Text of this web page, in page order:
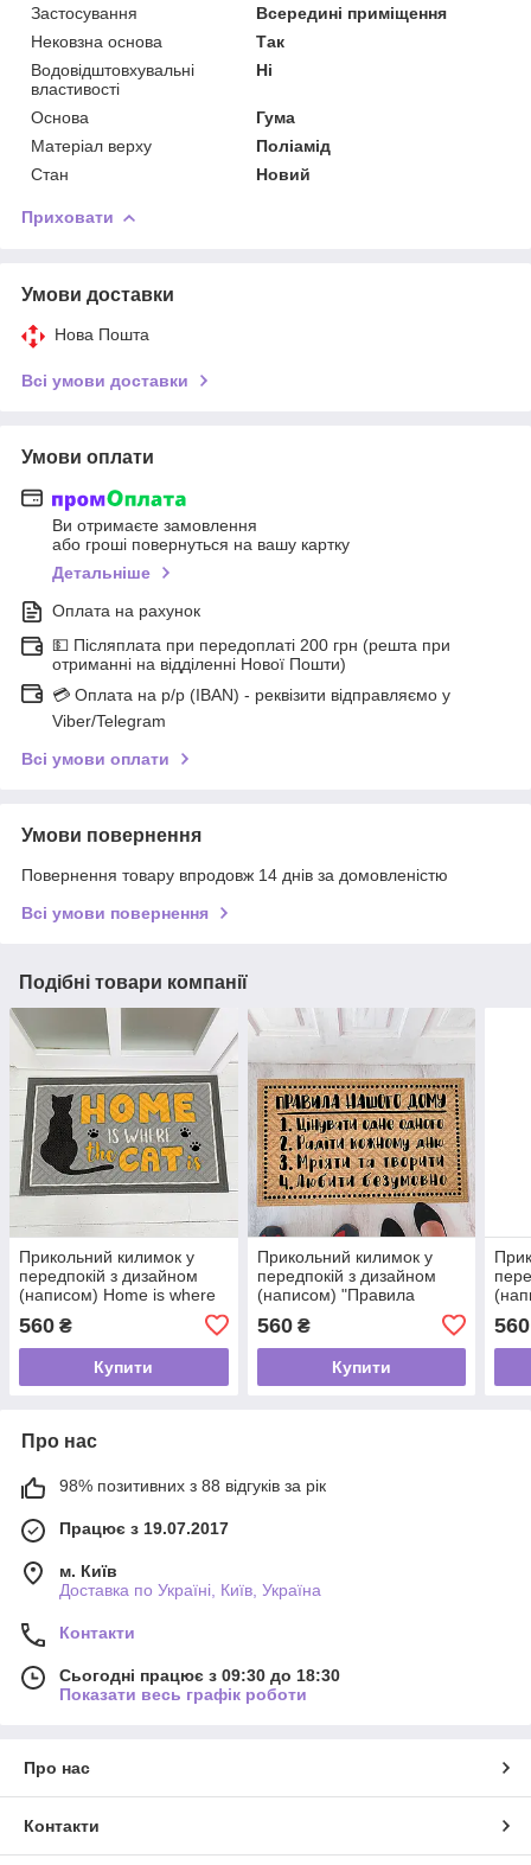
Застосування
Всередині приміщення
Нековзна основа
Так
Водовідштовхувальні
властивості
Ні
Основа
Гума
Матеріал верху
Поліамід
Стан
Новий
Приховати
Умови доставки
Нова Пошта
Всі умови доставки
Умови оплати
Ви отримаєте замовлення
або гроші повернуться на вашу картку
Детальніше
Оплата на рахунок
💵 Післяплата при передоплаті 200 грн (решта при
отриманні на відділенні Нової Пошти)
💳 Оплата на р/р (IBAN) - реквізити відправляємо у
Viber/Telegram
Всі умови оплати
Умови повернення
Повернення товару впродовж 14 днів за домовленістю
Всі умови повернення
Подібні товари компанії
Прикольний килимок у
передпокій з дизайном
(написом) Home is where
560 ₴
Купити
Прикольний килимок у
передпокій з дизайном
(написом) "Правила
560₴
Купити
560
Про нас
98% позитивних з 88 відгуків за рік
Працює з 19.07.2017
м. Київ
Доставка по Україні, Київ, Україна
Контакти
Сьогодні працює з 09:30 до 18:30
Показати весь графік роботи
Про нас
Контакти